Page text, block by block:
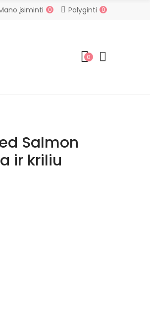
įsiminti 0 Palyginti 0
0
Salmon
ir kriliu